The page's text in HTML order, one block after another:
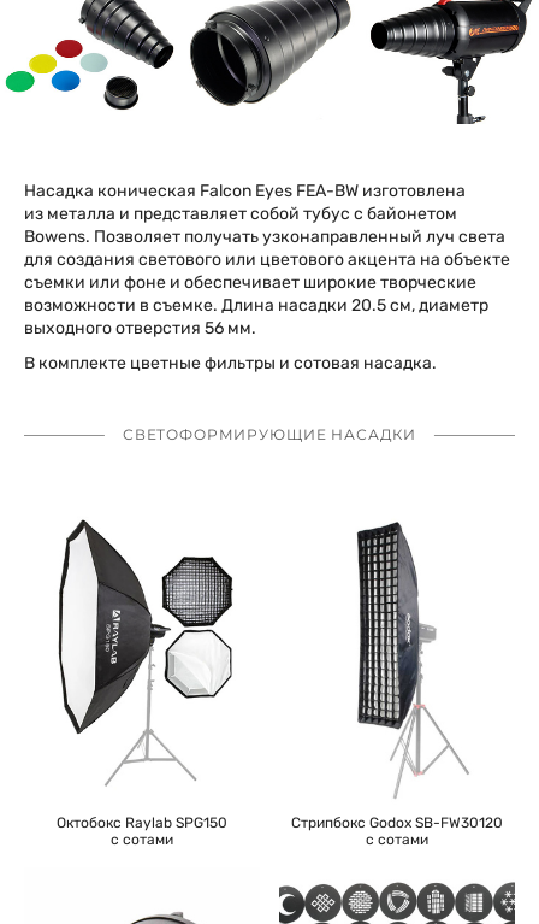
Насадка коническая Falcon Eyes FEA-BW изготовлена
из металла и представляет собой тубус с байонетом
Bowens. Позволяет получать узконаправленный луч света
для создания светового или цветового акцента на объекте
съемки или фоне и обеспечивает широкие творческие
возможности в съемке. Длина насадки 20.5 см, диаметр
выходного отверстия 56 мм.
В комплекте цветные фильтры и сотовая насадка.
СВЕТОФОРМИРУЮЩИЕ НАСАДКИ
Октобокс Raylab SPG150
с сотами
Стрипбокс Godox SB-FW30120
с сотами